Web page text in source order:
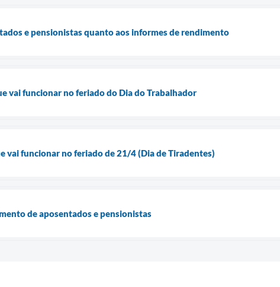
e pensionistas quanto aos informes de rendimento
vai funcionar no feriado do Dia do Trabalhador
vai funcionar no feriado de 21/4 (Dia de Tiradentes)
de aposentados e pensionistas